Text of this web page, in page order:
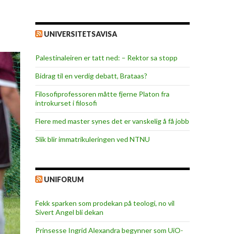
UNIVERSITETSAVISA
Palestinaleiren er tatt ned: – Rektor sa stopp
Bidrag til en verdig debatt, Brataas?
Filosofiprofessoren måtte fjerne Platon fra
introkurset i filosofi
Flere med master synes det er vanskelig å få jobb
Slik blir immatrikuleringen ved NTNU
UNIFORUM
Fekk sparken som prodekan på teologi, no vil
Sivert Angel bli dekan
Prinsesse Ingrid Alexandra begynner som UiO-